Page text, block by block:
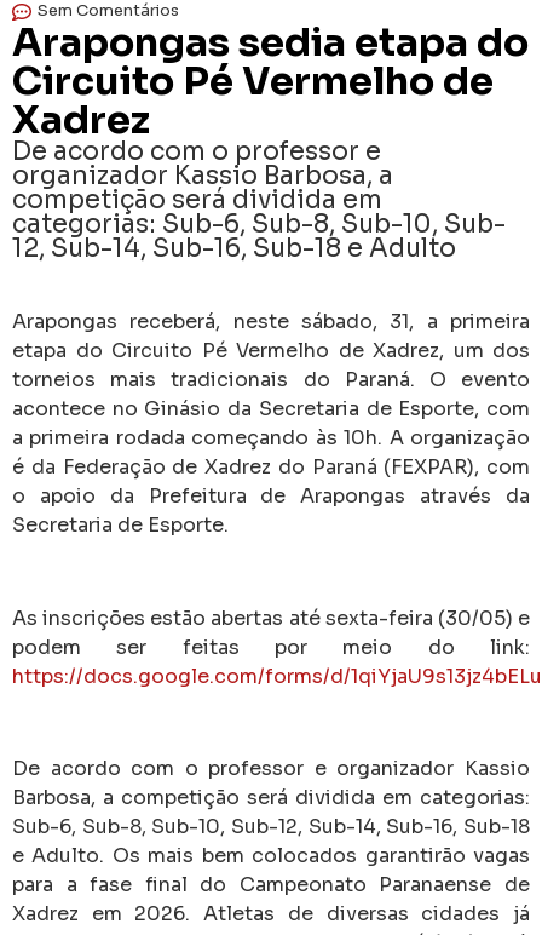
Sem Comentários
Arapongas sedia etapa do
Circuito Pé Vermelho de
Xadrez
De acordo com o professor e
organizador Kassio Barbosa, a
competição será dividida em
categorias: Sub-6, Sub-8, Sub-10, Sub-
12, Sub-14, Sub-16, Sub-18 e Adulto
Arapongas receberá, neste sábado, 31, a primeira
etapa do Circuito Pé Vermelho de Xadrez, um dos
torneios mais tradicionais do Paraná. O evento
acontece no Ginásio da Secretaria de Esporte, com
a primeira rodada começando às 10h. A organização
é da Federação de Xadrez do Paraná (FEXPAR), com
o apoio da Prefeitura de Arapongas através da
Secretaria de Esporte.
As inscrições estão abertas até sexta-feira (30/05) e
podem ser feitas por meio do link:
https://docs.google.com/forms/d/
De acordo com o professor e organizador Kassio
Barbosa, a competição será dividida em categorias:
Sub-6, Sub-8, Sub-10, Sub-12, Sub-14, Sub-16, Sub-18
e Adulto. Os mais bem colocados garantirão vagas
para a fase final do Campeonato Paranaense de
Xadrez em 2026. Atletas de diversas cidades já